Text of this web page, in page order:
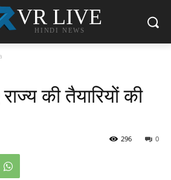
VR LIVE
HINDI NEWS
राज्य की तैयारियों की
0
296